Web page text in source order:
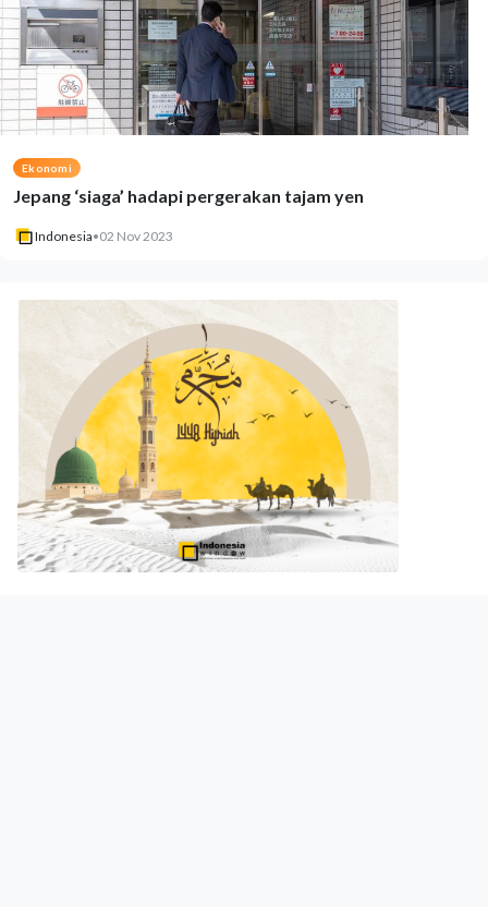
Ekonomi
Jepang ‘siaga’ hadapi pergerakan tajam yen
Indonesia•02 Nov 2023